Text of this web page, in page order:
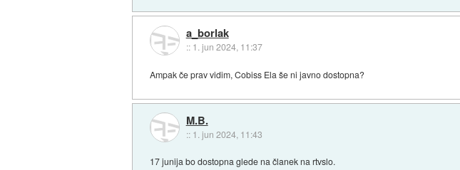
a_borlak
:: 1. jun 2024, 11:37
Ampak če prav vidim, Cobiss Ela še ni javno dostopna?
M.B.
:: 1. jun 2024, 11:43
17 junija bo dostopna glede na članek na rtvslo.